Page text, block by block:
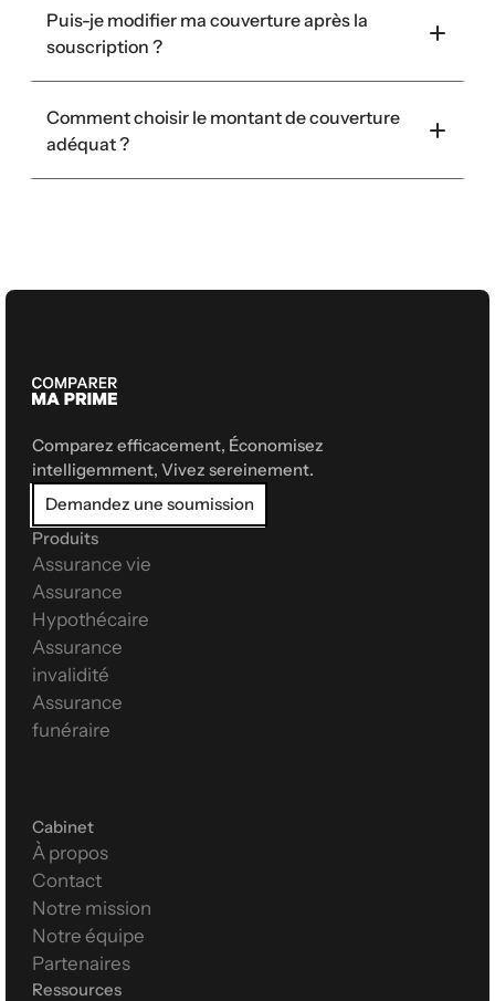
Puis-je modifier ma couverture après la
souscription ?
Comment choisir le montant de couverture
adéquat ?
Comparez efficacement, Économisez
intelligemment, Vivez sereinement.
Demandez une soumission
Produits
Assurance vie
Assurance
Hypothécaire
Assurance
invalidité
Assurance
funéraire
Cabinet
À propos
Contact
Notre mission
Notre équipe
Partenaires
Ressources